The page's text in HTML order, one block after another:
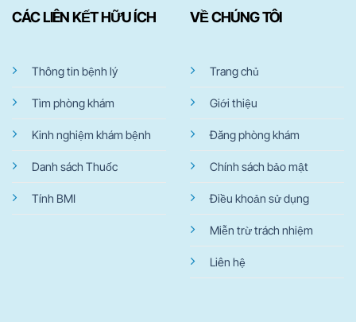
CÁC LIÊN KẾT HỮU ÍCH
Thông tin bệnh lý
Tìm phòng khám
Kinh nghiệm khám bệnh
Danh sách Thuốc
Tính BMI
VỀ CHÚNG TÔI
Trang chủ
Giới thiệu
Đăng phòng khám
Chính sách bảo mật
Điều khoản sử dụng
Miễn trừ trách nhiệm
Liên hệ